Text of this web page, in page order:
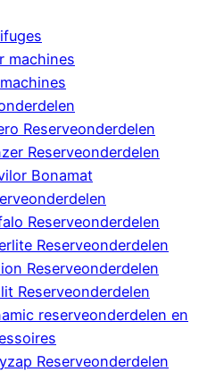
machines
Reserveonderdelen
Reserveonderdelen
Bonamat
Reserveonderdelen
Reserveonderdelen
Reserveonderdelen
Reserveonderdelen
reserveonderdelen en
Reserveonderdelen